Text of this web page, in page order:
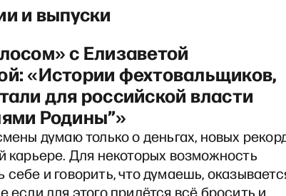
и выпуски
с Елизаветой
«Истории фехтовальщиков,
для российской власти
Родины”»
думаю только о деньгах, новых
карьере. Для некоторых возможность
и говорить, что думаешь,
если для этого придётся всё бросить и